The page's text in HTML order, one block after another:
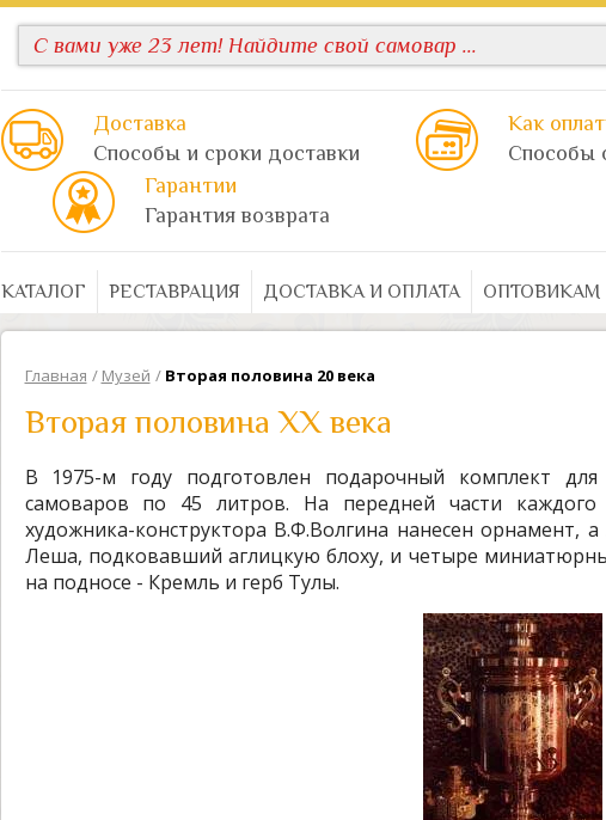
Доставка
Способы и сроки доставки
Как
Способы
Гарантии
Гарантия возврата
КАТАЛОГ РЕСТАВРАЦИЯ ДОСТАВКА И ОПЛАТА ОПТОВИКАМ
Главная / Музей / Вторая половина 20 века
Вторая половина XX века
В 1975-м году подготовлен подарочный комплект
самоваров по 45 литров. На передней части
художника-конструктора В.Ф.Волгина нанесен орнамент,
Леша, подковавший аглицкую блоху, и четыре
на подносе - Кремль и герб Тулы.